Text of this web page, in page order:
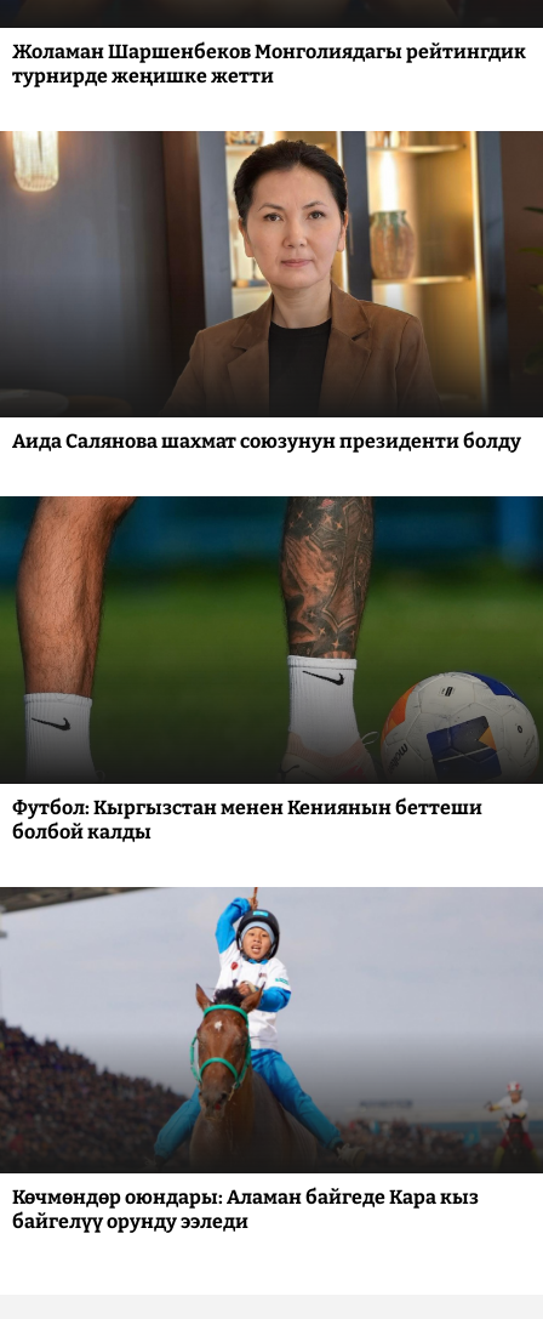
Жоламан Шаршенбеков Монголиядагы рейтингдик
турнирде жеңишке жетти
Аида Салянова шахмат союзунун президенти болду
Футбол: Кыргызстан менен Кениянын беттеши
болбой калды
Көчмөндөр оюндары: Аламан байгеде Кара кыз
байгелүү орунду ээледи